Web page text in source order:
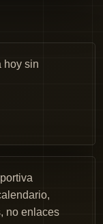
hoy sin
no enlaces